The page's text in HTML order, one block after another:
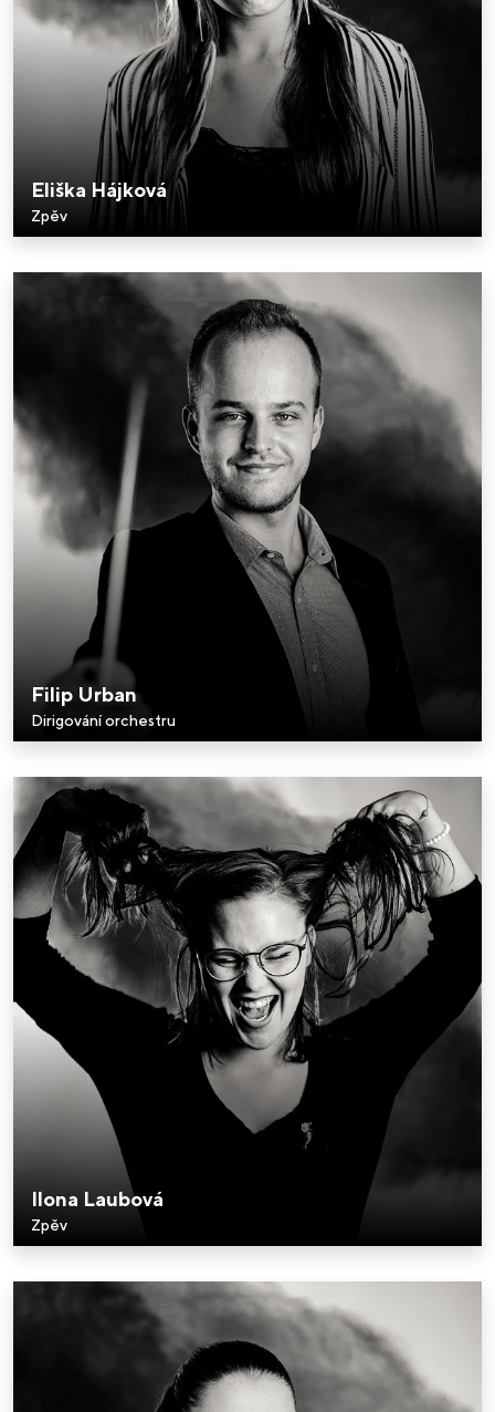
Eliška Hájková
Zpěv
Filip Urban
Dirigování orchestru
Ilona Laubová
Zpěv